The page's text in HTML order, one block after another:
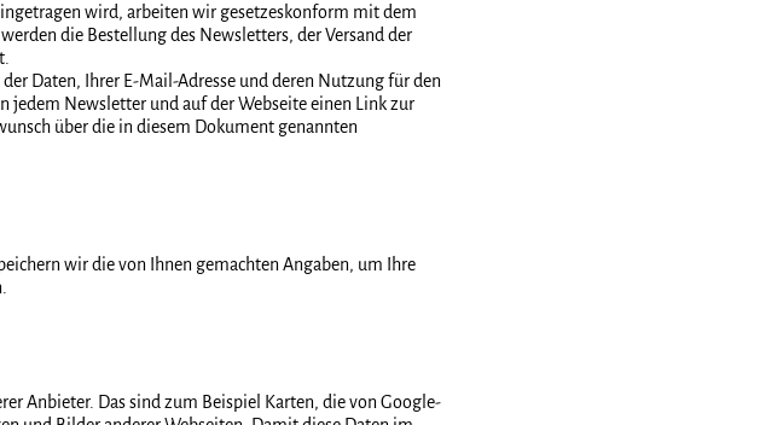
wird, arbeiten wir gesetzeskonform mit dem
die Bestellung des Newsletters, der Versand der
Daten, Ihrer E-Mail-Adresse und deren Nutzung für den
jedem Newsletter und auf der Webseite einen Link zur
über die in diesem Dokument genannten
wir die von Ihnen gemachten Angaben, um Ihre
Anbieter. Das sind zum Beispiel Karten, die von Google-